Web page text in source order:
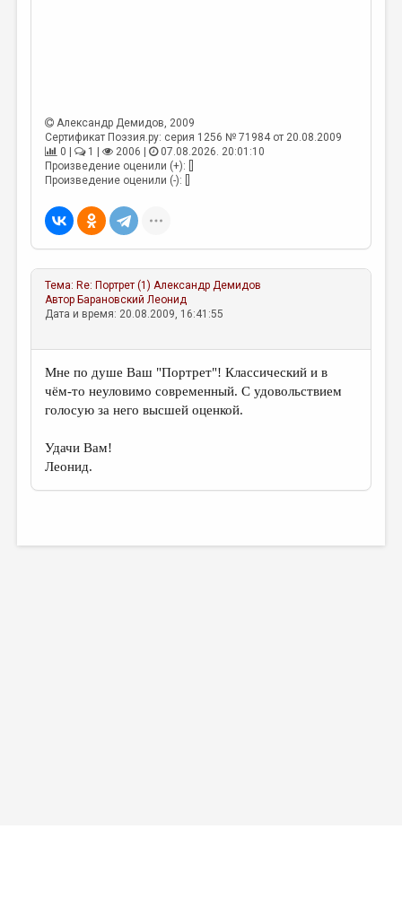
ЭССЕИСТИКА
ЛИТЕРАТУРОВЕДЕНИЕ
ПУБЛИЦИСТИКА
ЦИКЛЫ ПУБЛИКАЦИЙ
ТРЕДИАКОВСКИЙ
МЕДИА
ВКОНТАКТЕ
Александр Демидов, 2009
Сертификат Поэзия.ру: серия 1256 № 71984 от 20.08.2009
0 |
1 | 2006 |
07.08.2026. 20:01:10
Произведение оценили (+): []
Произведение оценили (-): []
Тема: Re: Портрет (1) Александр Демидов
Автор Барановский Леонид
Дата и время: 20.08.2009, 16:41:55
Мне по душе Ваш "Портрет"! Классический и в
чём-то неуловимо современный. С удовольствием
голосую за него высшей оценкой.
Удачи Вам!
Леонид.